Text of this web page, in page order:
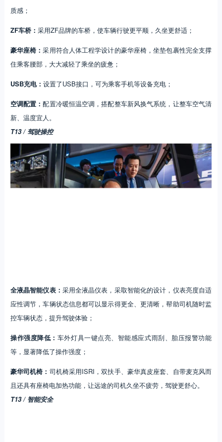
质感；
ZF车桥： 采用ZF品牌的车桥，使车辆行驶更平顺，久坐更舒适；
豪华座椅：采用符合人体工程学设计的豪华座椅，坐垫包裹性完全支撑
住乘客腰部，大大减轻了乘坐的疲惫；
USB充电： 设置了USB接口，可为乘客手机等设备充电；
空调配置：配置冷暖恒温空调，搭配整车新风换气系统，让整车空气清
新、温度宜人。
T13 / 驾驶操控
全液晶智能仪表： 采用全液晶仪表，采取智能化的设计，仪表亮度自适
应性调节，车辆状态信息都可以显示得更全、更清晰，帮助司机随时监
控车辆状态，提升驾驶体验；
操作强度降低： 车外灯具一键点亮、智能感应式雨刮、胎压报警功能
等，显著降低了操作强度；
豪华司机椅： 司机椅采用ISRI，双扶手、豪华真皮座套、自带麦克风而
且还具有座椅电加热功能，让远途的司机久坐不疲劳，驾驶更舒心。
T13 / 智能安全